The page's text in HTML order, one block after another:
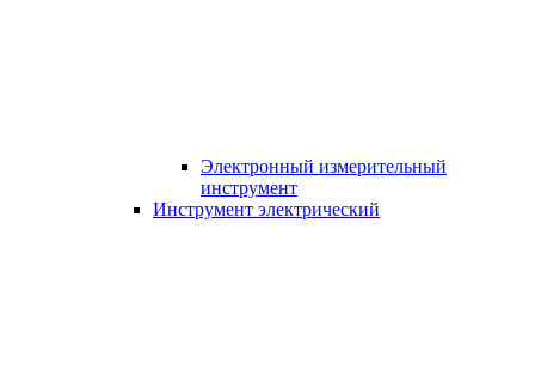
Электронный измерительный
инструмент
Инструмент электрический